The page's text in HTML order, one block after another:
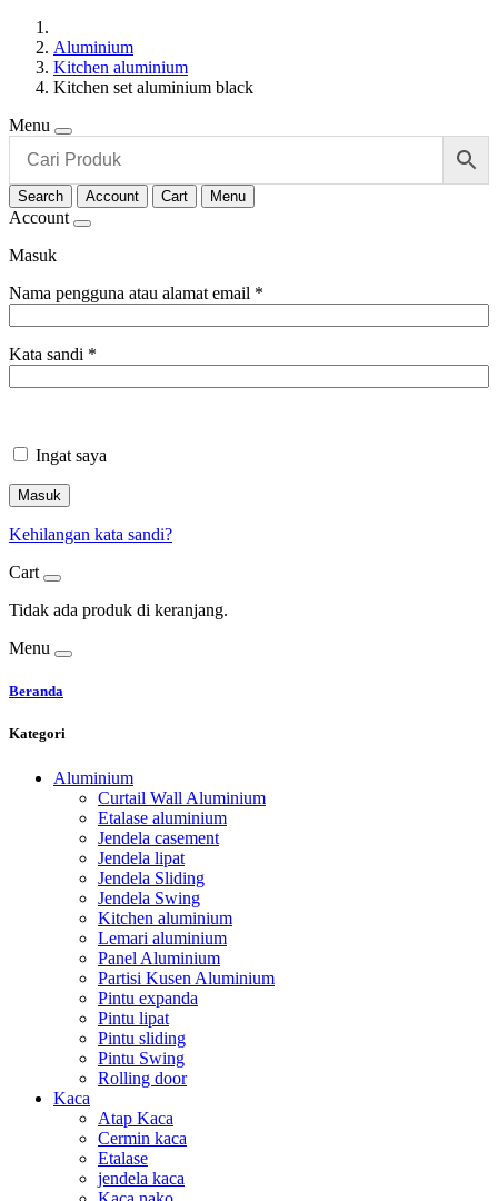
Aluminium
Kitchen aluminium
Kitchen set aluminium black
Menu
Search Account Cart Menu
Account
Masuk
Nama pengguna atau alamat email *
Kata sandi *
Ingat saya
Masuk
Kehilangan kata sandi?
Cart
Tidak ada produk di keranjang.
Menu
Beranda
Kategori
Aluminium
Curtail Wall Aluminium
Etalase aluminium
Jendela casement
Jendela lipat
Jendela Sliding
Jendela Swing
Kitchen aluminium
Lemari aluminium
Panel Aluminium
Partisi Kusen Aluminium
Pintu expanda
Pintu lipat
Pintu sliding
Pintu Swing
Rolling door
Kaca
Atap Kaca
Cermin kaca
Etalase
jendela kaca